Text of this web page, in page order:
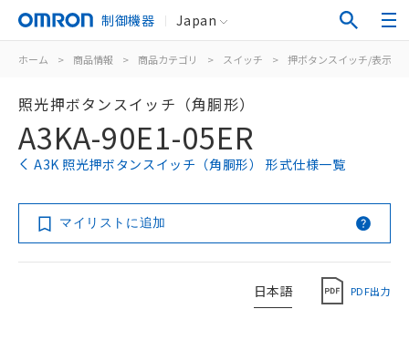
制御機器 Japan
ホーム > 商品情報 > 商品カテゴリ > スイッチ > 押ボタンスイッチ/表示灯
照光押ボタンスイッチ（角胴形）
A3KA-90E1-05ER
A3K 照光押ボタンスイッチ（角胴形） 形式仕様一覧
マイリストに追加
日本語 PDF出力